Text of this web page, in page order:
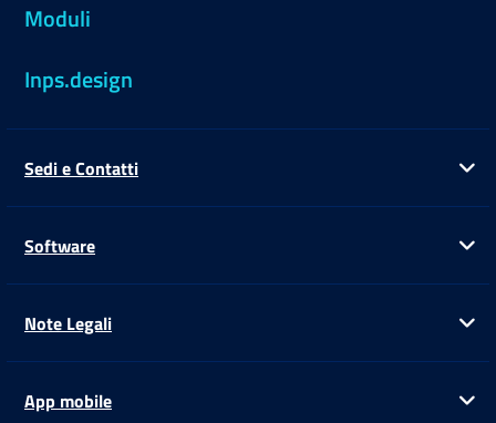
Moduli
Inps.design
Sedi e Contatti
Software
Note Legali
App mobile